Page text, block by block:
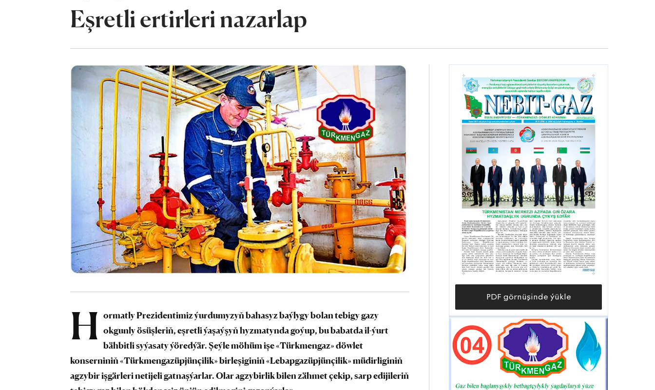
Eşretli ertirleri nazarlap
H ormatly Prezidentimiz ýurdumyzyň bahasyz baýlygy bolan tebigy gazy
okgunly ösüşleriň, eşretli ýaşaýşyň hyzmatynda goýup, bu babatda il-ýurt
bähbitli syýasaty ýöredýär. Şeýle möhüm işe «Türkmengaz» döwlet
konserniniň «Türkmengazüpjünçilik» birleşiginiň «Lebapgazüpjünçilik» müdirliginiň
agzybir işgärleri netijeli gatnaşýarlar. Olar agzybirlik bilen zähmet çekip, sarp edijileriň
PDF görnüşinde ýükle